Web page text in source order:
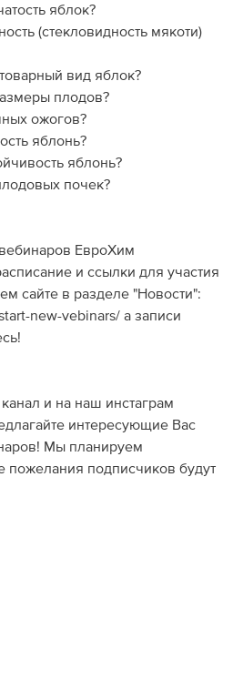
яблок?
(стекловидность мякоти)
вид яблок?
плодов?
ожогов?
яблонь?
яблонь?
почек?
ЕвроХим
и ссылки для участия
сайте в разделе "Новости":
new-vebinars/ а записи
и на наш инстаграм
интересующие Вас
Мы планируем
пожелания подписчиков будут